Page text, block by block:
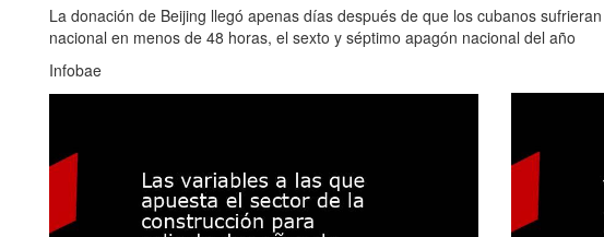
La donación de Beijing llegó apenas días después de que los cubanos
nacional en menos de 48 horas, el sexto y séptimo apagón nacional del año
Infobae